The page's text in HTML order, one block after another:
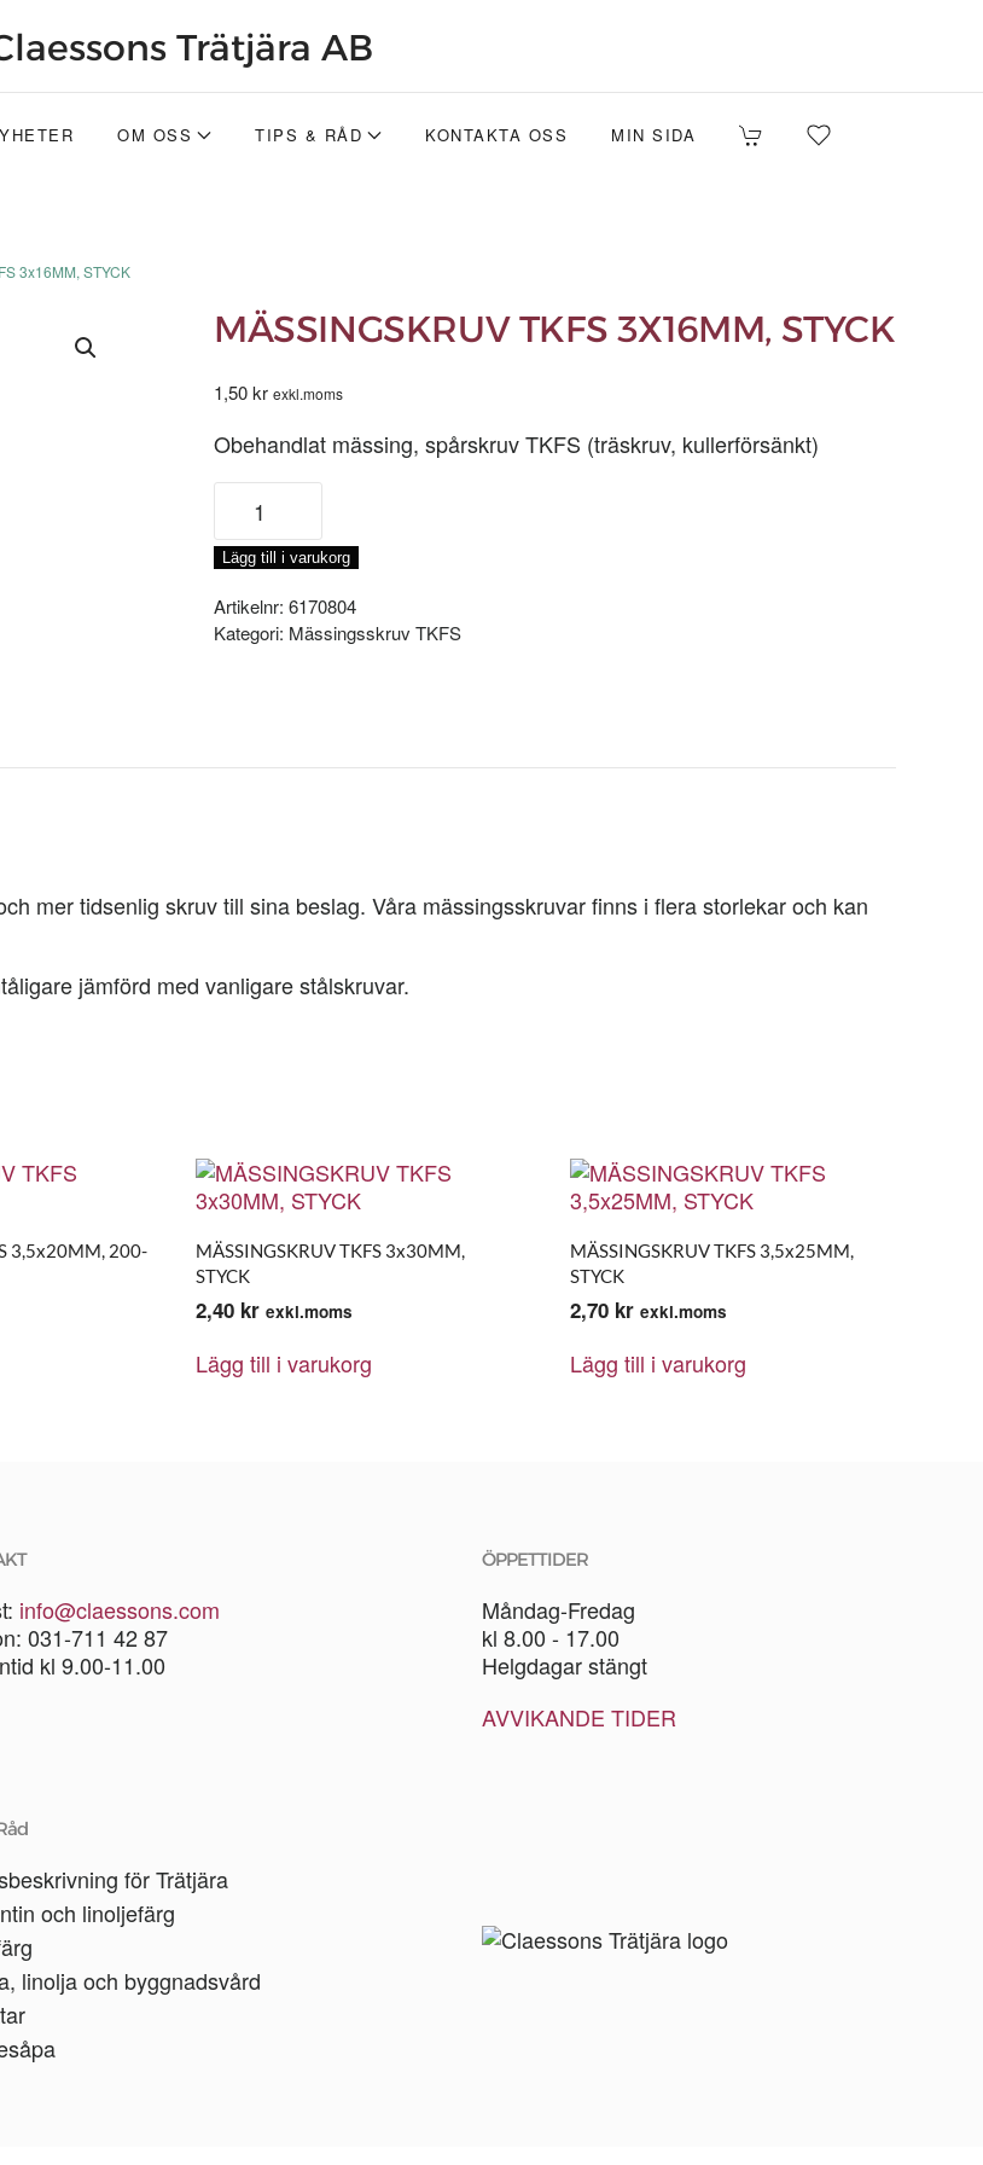
OM OSS TIPS & RÅD KONTAKTA OSS MIN SIDA
3x16MM, STYCK
MÄSSINGSKRUV TKFS 3X16MM, STYCK
1,50kr exkl.moms
Obehandlat mässing, spårskruv TKFS (träskruv, kullerförsänkt)
MÄSSINGSKRUV
TKFS
3x16MM,
STYCK
mängd
Lägg till i varukorg
Artikelnr: 6170804
Kategori: Mässingsskruv TKFS
mer tidsenlig skruv till sina beslag. Våra mässingsskruvar finns i flera storlekar och kan
jämförd med vanligare stålskruvar.
3,5x20MM, 200-
MÄSSINGSKRUV TKFS 3x30MM,
STYCK
2,40 kr exkl.moms
Lägg till i varukorg
MÄSSINGSKRUV TKFS 3,5x25MM,
STYCK
2,70 kr exkl.moms
Lägg till i varukorg
info@claessons.com
031-711 42 87
kl 9.00-11.00
ÖPPETTIDER
Måndag-Fredag
kl 8.00 - 17.00
Helgdagar stängt
AVVIKANDE TIDER
för Trätjära
och linoljefärg
linolja och byggnadsvård